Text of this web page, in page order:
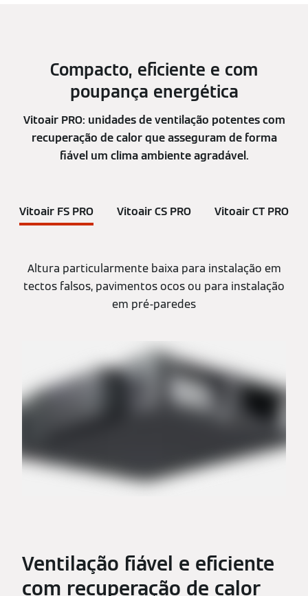
Compacto, eficiente e com
poupança energética
Vitoair PRO: unidades de ventilação potentes com
recuperação de calor que asseguram de forma
fiável um clima ambiente agradável.
Vitoair FS PRO Vitoair CS PRO Vitoair CT PRO
Altura particularmente baixa para instalação em
tectos falsos, pavimentos ocos ou para instalação
em pré-paredes
Ventilação fiável e eficiente
com recuperação de calor